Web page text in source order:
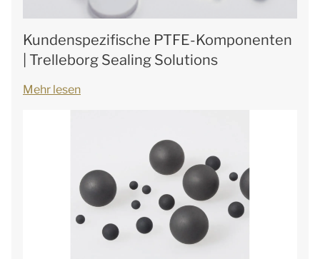
Kundenspezifische PTFE-Komponenten
| Trelleborg Sealing Solutions
Mehr lesen